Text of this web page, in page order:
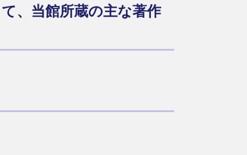
、当館所蔵の主な著作